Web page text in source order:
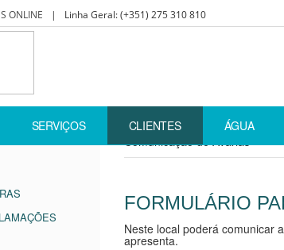
Linha Geral:(+351) 275 310 810
|
ONLINE
SERVIÇOS CLIENTES ÁGUA
de Avarias
Comunicação de Avarias
FORMULÁRIO
Neste local poderá comunicar
apresenta.